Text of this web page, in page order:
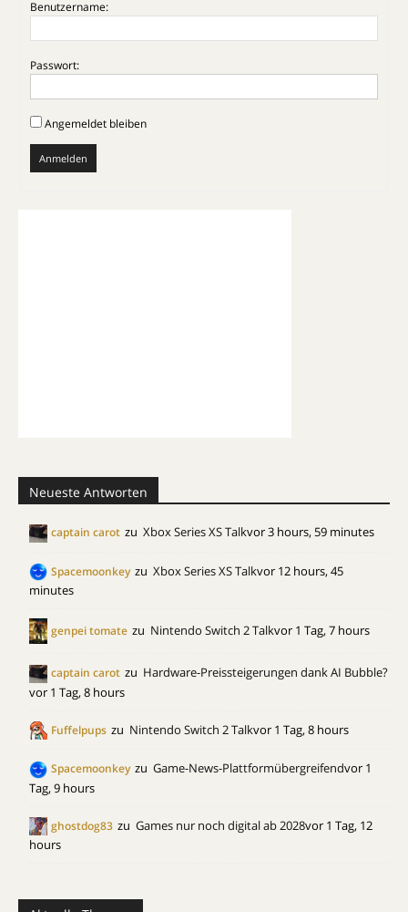
Benutzername:
Passwort:
Angemeldet bleiben
Anmelden
Neueste Antworten
captain carot zu Xbox Series XS Talkvor 3 hours, 59 minutes
Spacemoonkey zu Xbox Series XS Talkvor 12 hours, 45
minutes
genpei tomate zu Nintendo Switch 2 Talkvor 1 Tag, 7 hours
captain carot zu Hardware-Preissteigerungen dank AI Bubble?
vor 1 Tag, 8 hours
Fuffelpups zu Nintendo Switch 2 Talkvor 1 Tag, 8 hours
Spacemoonkey zu Game-News-Plattformübergreifendvor 1
Tag, 9 hours
ghostdog83 zu Games nur noch digital ab 2028vor 1 Tag, 12
hours